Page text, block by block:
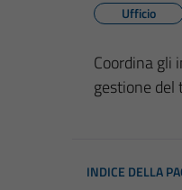
Ufficio
Coordina gli
gestione del
INDICE DELLA